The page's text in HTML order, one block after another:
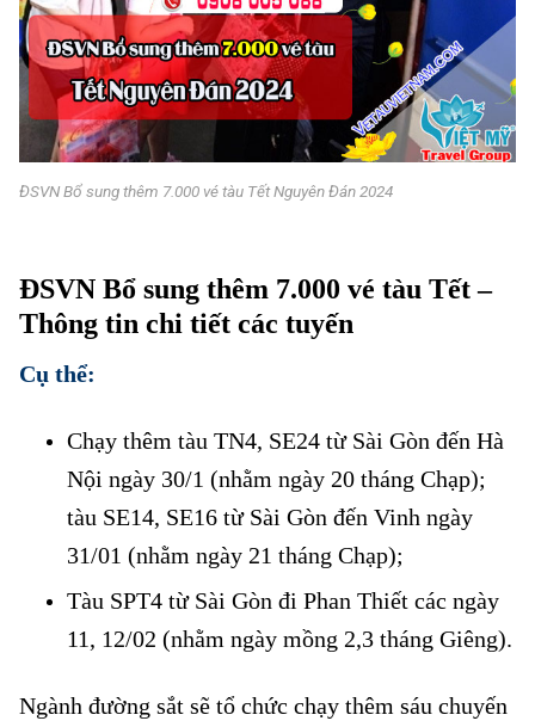
ĐSVN Bổ sung thêm 7.000 vé tàu Tết Nguyên Đán 2024
ĐSVN Bổ sung thêm 7.000 vé tàu Tết –
Thông tin chi tiết các tuyến
Cụ thể:
Chạy thêm tàu TN4, SE24 từ Sài Gòn đến Hà
Nội ngày 30/1 (nhằm ngày 20 tháng Chạp);
tàu SE14, SE16 từ Sài Gòn đến Vinh ngày
31/01 (nhằm ngày 21 tháng Chạp);
Tàu SPT4 từ Sài Gòn đi Phan Thiết các ngày
11, 12/02 (nhằm ngày mồng 2,3 tháng Giêng).
Ngành đường sắt sẽ tổ chức chạy thêm sáu chuyến